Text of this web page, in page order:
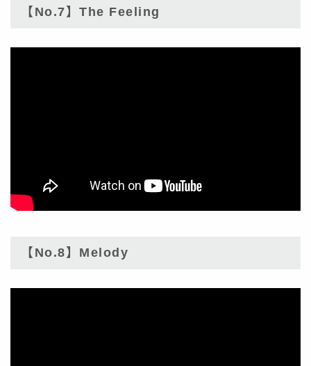
【No.7】The Feeling
【No.8】Melody